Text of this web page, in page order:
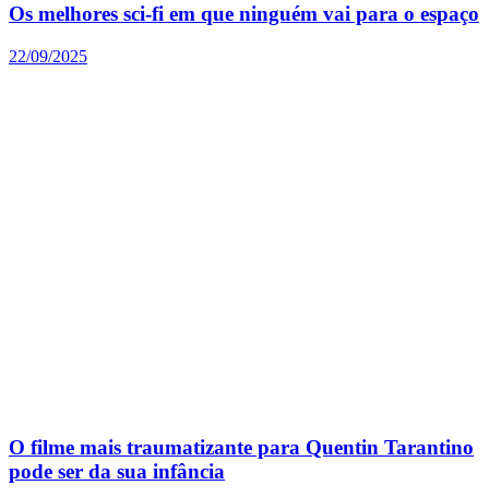
Os melhores sci-fi em que ninguém vai para o espaço
22/09/2025
O filme mais traumatizante para Quentin Tarantino
pode ser da sua infância